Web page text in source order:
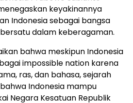
keyakinannya
Indonesia sebagai bangsa
dalam keberagaman.
bahwa meskipun Indonesia
impossible nation karena
ras, dan bahasa, sejarah
Indonesia mampu
Negara Kesatuan Republik